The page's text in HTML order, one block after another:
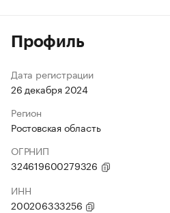
Профиль
Дата регистрации
26 декабря 2024
Регион
Ростовская область
ОГРНИП
324619600279326
ИНН
200206333256